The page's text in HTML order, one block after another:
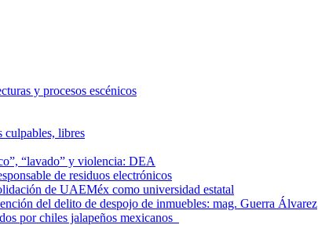
y procesos escénicos
culpables, libres
“lavado” y violencia: DEA
de residuos electrónicos
de UAEMéx como universidad estatal
del delito de despojo de inmuebles: mag. Guerra Álvarez
por chiles jalapeños mexicanos